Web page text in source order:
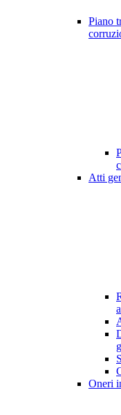
Piano
Atti
Oneri